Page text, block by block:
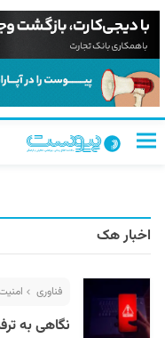
اخبار هک
فناوری
نگاهی به